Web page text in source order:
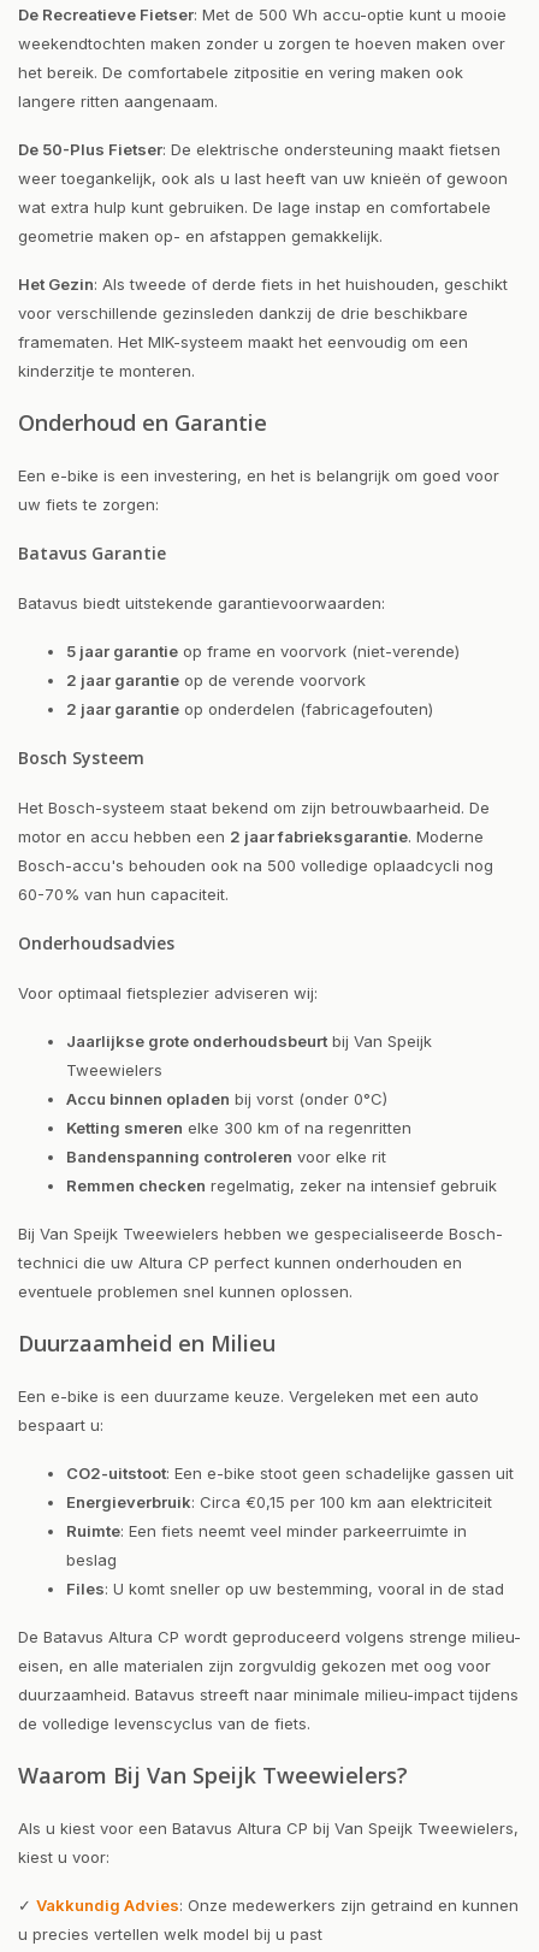
De Recreatieve Fietser: Met de 500 Wh accu-optie kunt u mooie
weekendtochten maken zonder u zorgen te hoeven maken over
het bereik. De comfortabele zitpositie en vering maken ook
langere ritten aangenaam.
De 50-Plus Fietser: De elektrische ondersteuning maakt fietsen
weer toegankelijk, ook als u last heeft van uw knieën of gewoon
wat extra hulp kunt gebruiken. De lage instap en comfortabele
geometrie maken op- en afstappen gemakkelijk.
Het Gezin: Als tweede of derde fiets in het huishouden, geschikt
voor verschillende gezinsleden dankzij de drie beschikbare
framematen. Het MIK-systeem maakt het eenvoudig om een
kinderzitje te monteren.
Onderhoud en Garantie
Een e-bike is een investering, en het is belangrijk om goed voor
uw fiets te zorgen:
Batavus Garantie
Batavus biedt uitstekende garantievoorwaarden:
5 jaar garantie op frame en voorvork (niet-verende)
2 jaar garantie op de verende voorvork
2 jaar garantie op onderdelen (fabricagefouten)
Bosch Systeem
Het Bosch-systeem staat bekend om zijn betrouwbaarheid. De
motor en accu hebben een 2 jaar fabrieksgarantie. Moderne
Bosch-accu's behouden ook na 500 volledige oplaadcycli nog
60-70% van hun capaciteit.
Onderhoudsadvies
Voor optimaal fietsplezier adviseren wij:
Jaarlijkse grote onderhoudsbeurt bij Van Speijk
Tweewielers
Accu binnen opladen bij vorst (onder 0°C)
Ketting smeren elke 300 km of na regenritten
Bandenspanning controleren voor elke rit
Remmen checken regelmatig, zeker na intensief gebruik
Bij Van Speijk Tweewielers hebben we gespecialiseerde Bosch-
technici die uw Altura CP perfect kunnen onderhouden en
eventuele problemen snel kunnen oplossen.
Duurzaamheid en Milieu
Een e-bike is een duurzame keuze. Vergeleken met een auto
bespaart u:
CO2-uitstoot: Een e-bike stoot geen schadelijke gassen uit
Energieverbruik: Circa €0,15 per 100 km aan elektriciteit
Ruimte: Een fiets neemt veel minder parkeerruimte in
beslag
Files: U komt sneller op uw bestemming, vooral in de stad
De Batavus Altura CP wordt geproduceerd volgens strenge milieu-
eisen, en alle materialen zijn zorgvuldig gekozen met oog voor
duurzaamheid. Batavus streeft naar minimale milieu-impact tijdens
de volledige levenscyclus van de fiets.
Waarom Bij Van Speijk Tweewielers?
Als u kiest voor een Batavus Altura CP bij Van Speijk Tweewielers,
kiest u voor:
✓ Vakkundig Advies: Onze medewerkers zijn getraind en kunnen
u precies vertellen welk model bij u past